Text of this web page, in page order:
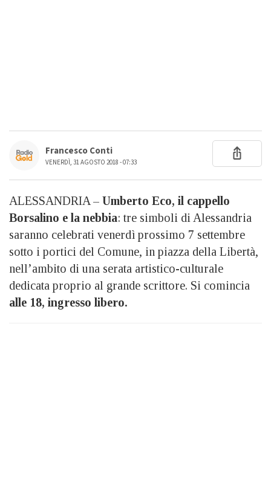
Francesco Conti
VENERDÌ, 31 AGOSTO 2018 - 07:33
ALESSANDRIA – Umberto Eco, il cappello
Borsalino e la nebbia: tre simboli di Alessandria
saranno celebrati venerdì prossimo 7 settembre
sotto i portici del Comune, in piazza della Libertà,
nell’ambito di una serata artistico-culturale
dedicata proprio al grande scrittore. Si comincia
alle 18, ingresso libero.